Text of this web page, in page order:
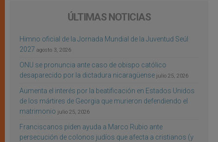
ÚLTIMAS NOTICIAS
Himno oficial de la Jornada Mundial de la Juventud Seúl
2027 agosto 3, 2026
ONU se pronuncia ante caso de obispo católico
desaparecido por la dictadura nicaragüense julio 25, 2026
Aumenta el interés por la beatificación en Estados Unidos
de los mártires de Georgia que murieron defendiendo el
matrimonio julio 25, 2026
Franciscanos piden ayuda a Marco Rubio ante
persecución de colonos judíos que afecta a cristianos (y